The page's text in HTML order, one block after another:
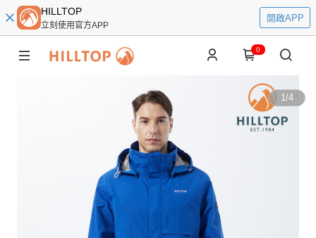
HILLTOP
立刻使用官方APP
開啟APP
0
1/4